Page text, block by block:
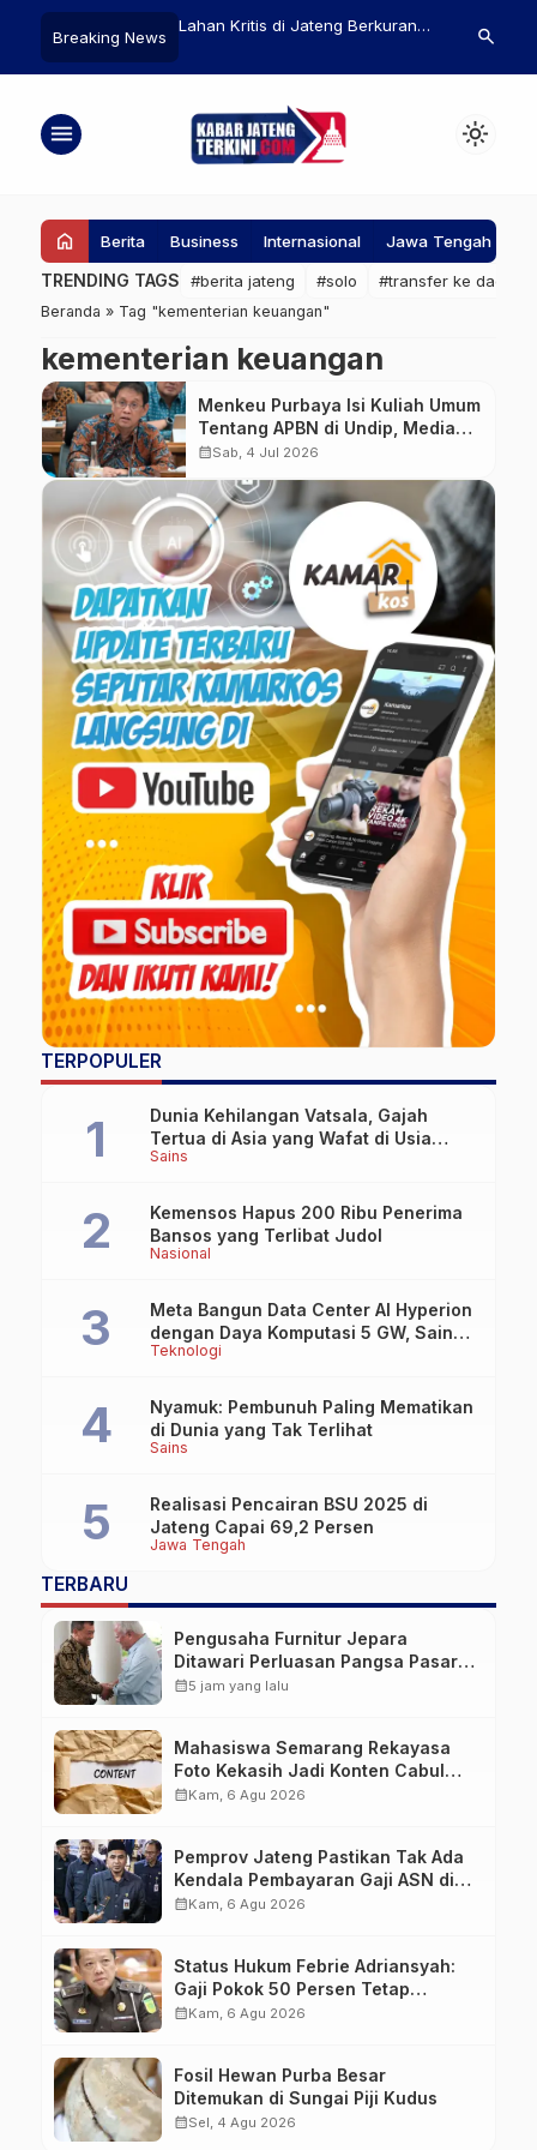
Breaking News
Memanfaatkan
Lahan Kritis di Jateng Berkurang
Lahan
dan
search
menu light_mode
home Berita Business Internasional Jawa Tengah
TRENDING TAGS #berita jateng #solo #transfer ke daerah
Beranda » Tag "kementerian keuangan"
kementerian keuangan
Menkeu Purbaya Isi Kuliah Umum
Tentang APBN di Undip, Media
Dilarang Liputan?
calendar_monthSab, 4 Jul 2026
TERPOPULER
Sains
Dunia Kehilangan Vatsala, Gajah
Tertua di Asia yang Wafat di Usia
Lebih dari 100 Tahun
Nasional
Kemensos Hapus 200 Ribu Penerima
Bansos yang Terlibat Judol
Teknologi
Meta Bangun Data Center AI Hyperion
dengan Daya Komputasi 5 GW, Saingi
OpenAI dan Google
Sains
Nyamuk: Pembunuh Paling Mematikan
di Dunia yang Tak Terlihat
Jawa Tengah
Realisasi Pencairan BSU 2025 di
Jateng Capai 69,2 Persen
TERBARU
Pengusaha Furnitur Jepara
Ditawari Perluasan Pangsa Pasar
Hingga ke IKN
calendar_month5 jam yang lalu
Mahasiswa Semarang Rekayasa
Foto Kekasih Jadi Konten Cabul
karena Sakit Hati
calendar_monthKam, 6 Agu 2026
Pemprov Jateng Pastikan Tak Ada
Kendala Pembayaran Gaji ASN di
Tengah Pemangkasan Transfer ke
calendar_monthKam, 6 Agu 2026
Status Hukum Febrie Adriansyah:
Gaji Pokok 50 Persen Tetap
Mengalir, Tunjangan Disetop
calendar_monthKam, 6 Agu 2026
Fosil Hewan Purba Besar
Ditemukan di Sungai Piji Kudus
calendar_monthSel, 4 Agu 2026